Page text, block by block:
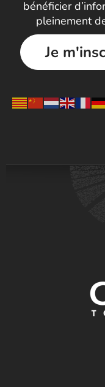
bénéficier
pleinement
Je